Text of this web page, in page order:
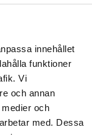
innehållet
funktioner
Vi
och annan
och
med. Dessa
och
och
vad värdparet
eller
dig efter